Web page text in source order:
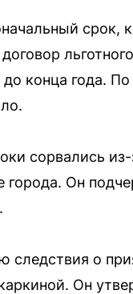
срок,
конца года.
сорвались
Он
о
Он